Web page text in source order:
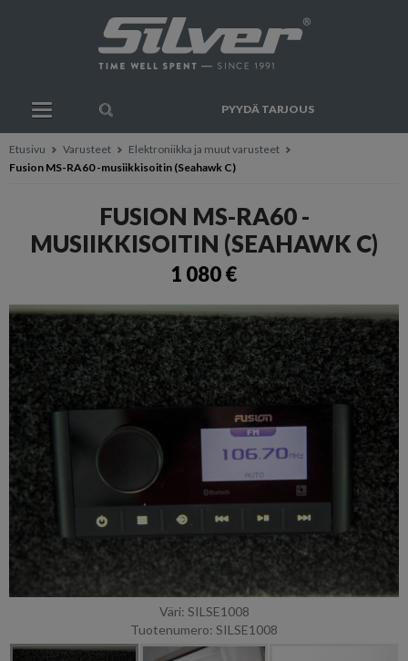
PYYDÄ TARJOUS
Etusivu Varusteet
Elektroniikka ja muut varusteet
Fusion MS-RA60 -musiikkisoitin (Seahawk C)
FUSION MS-RA60 -
MUSIIKKISOITIN (SEAHAWK C)
1 080 €
Väri: SILSE1008
Tuotenumero: SILSE1008